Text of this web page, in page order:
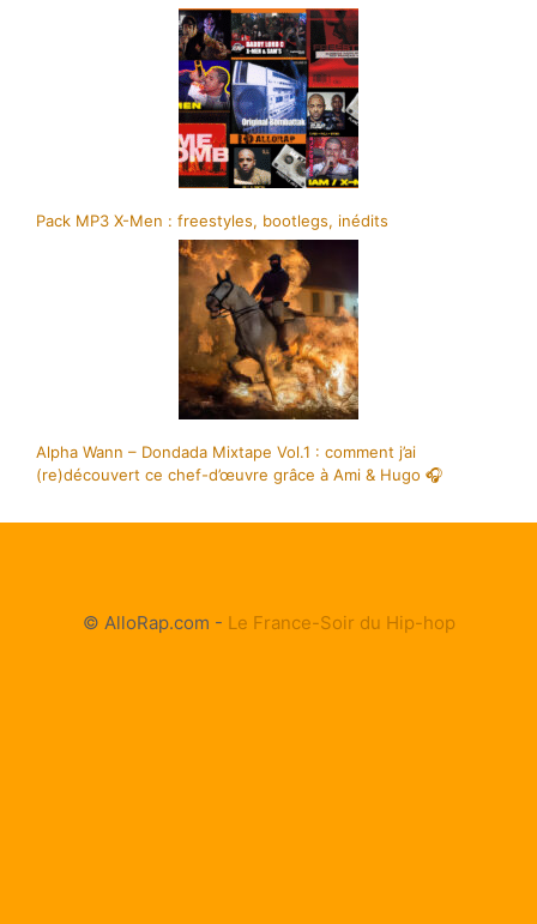
Pack MP3 X-Men : freestyles, bootlegs, inédits
Alpha Wann – Dondada Mixtape Vol.1 : comment j’ai
(re)découvert ce chef-d’œuvre grâce à Ami & Hugo 🎧
© AlloRap.com - Le France-Soir du Hip-hop